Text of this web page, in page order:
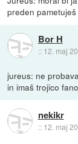
preden pametuješ
Bor H
:: 12. maj
jureus: ne
in imaš trojico
nekikr
:: 12. maj